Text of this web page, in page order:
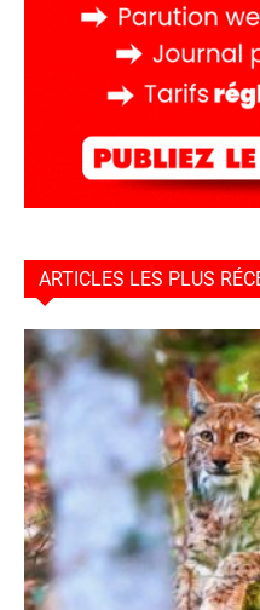
ARTICLES LES PLUS